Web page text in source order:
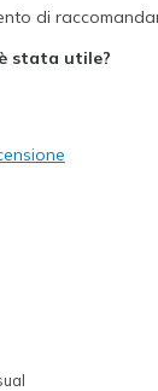
di
stata utile?